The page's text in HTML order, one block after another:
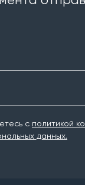
с политикой
данных.